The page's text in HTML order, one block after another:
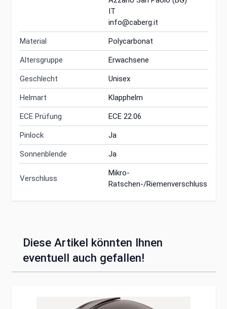
IT
info@caberg.it
Material Polycarbonat
Altersgruppe Erwachsene
Geschlecht Unisex
Helmart Klapphelm
ECE Prüfung ECE 22.06
Pinlock Ja
Sonnenblende Ja
Verschluss
Mikro-
Ratschen-/Riemenverschluss
Diese Artikel könnten Ihnen
eventuell auch gefallen!